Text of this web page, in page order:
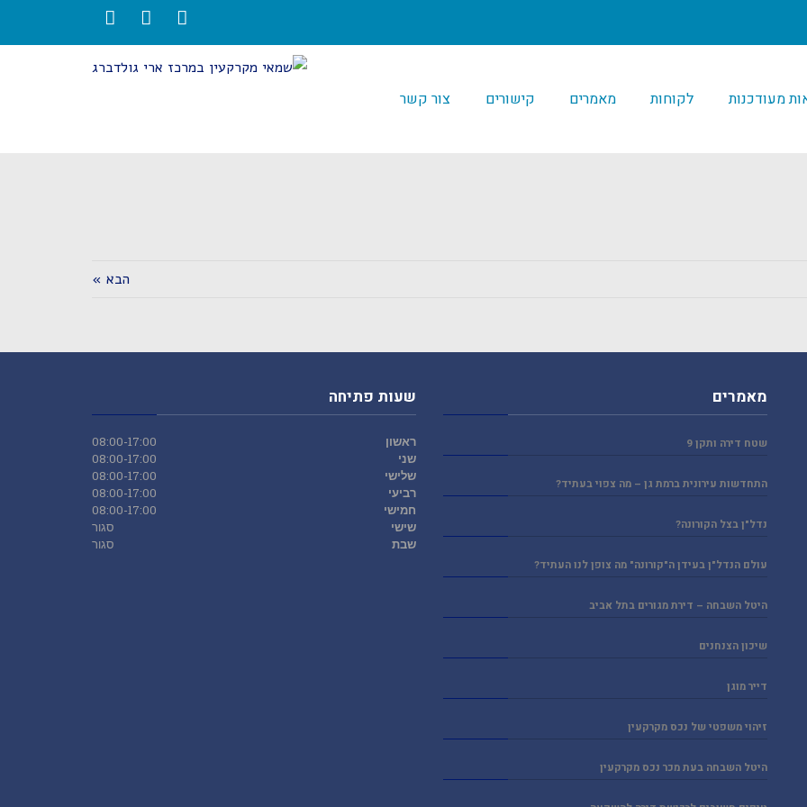
מעודכנות לקוחות מאמרים קישורים צור קשר
הבא »
מאמרים
שטח דירה ותקן 9
התחדשות עירונית ברמת גן – מה צפוי בעתיד?
נדל"ן בצל הקורונה?
עולם הנדל"ן בעידן ה"קורונה" מה צופן לנו העתיד?
היטל השבחה – דירת מגורים בתל אביב
שיכון הצנחנים
דייר מוגן
זיהוי משפטי של נכס מקרקעין
היטל השבחה בעת מכר נכס מקרקעין
שעות פתיחה
ראשון
08:00-17:00
שני
08:00-17:00
שלישי
08:00-17:00
רביעי
08:00-17:00
חמישי
08:00-17:00
שישי
סגור
שבת
סגור